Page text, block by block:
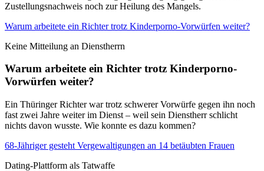
Zustellungsnachweis noch zur Heilung des Mangels.
Warum arbeitete ein Richter trotz Kinderporno-Vorwürfen weiter?
Keine Mitteilung an Dienstherrn
Warum arbeitete ein Richter trotz Kinderporno-
Vorwürfen weiter?
Ein Thüringer Richter war trotz schwerer Vorwürfe gegen ihn noch
fast zwei Jahre weiter im Dienst – weil sein Dienstherr schlicht
nichts davon wusste. Wie konnte es dazu kommen?
68-Jähriger gesteht Vergewaltigungen an 14 betäubten Frauen
Dating-Plattform als Tatwaffe